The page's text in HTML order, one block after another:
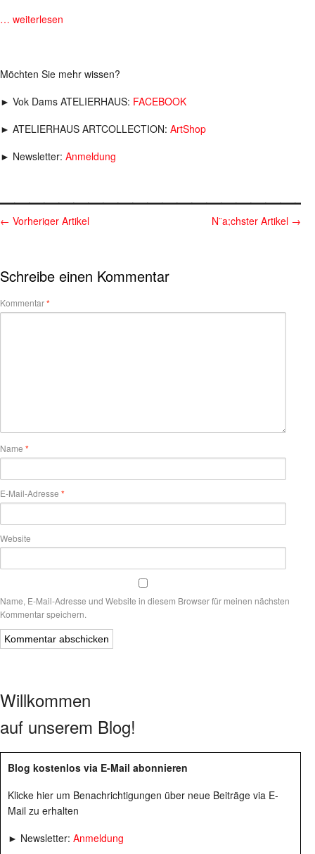
… weiterlesen
Möchten Sie mehr wissen?
► Vok Dams ATELIERHAUS: FACEBOOK
► ATELIERHAUS ARTCOLLECTION: ArtShop
► Newsletter: Anmeldung
← Vorheriger Artikel N¨a;chster Artikel →
Schreibe einen Kommentar
Kommentar*
Name *
E-Mail-Adresse *
Website
Name, E-Mail-Adresse und Website in diesem Browser für meinen nächsten
Kommentar speichern.
Willkommen
auf unserem Blog!
Blog kostenlos via E-Mail abonnieren
Klicke hier um Benachrichtigungen über neue Beiträge via E-
Mail zu erhalten
► Newsletter: Anmeldung